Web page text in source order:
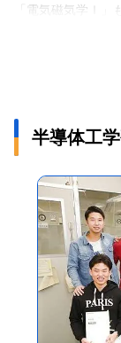
というのが、我々
は、熱を電気に直
こと。「熱電半導
し、石油などのエ
化炭素排出の抑制
い熱を、有効活用
は、この『もった
だと思います。
「電気磁気学Ｉ」
が引き起こす現象
ですからそれを示
とも。ですから、
頻繁に使われる数
僕の授業の進め方
部分をパワーポイ
えなさい」と（笑
キーワードを出
根本的にすべて理
なくなり、勉強す
に陥らないため
い。もちろん、分
んですが、限られ
半導体工